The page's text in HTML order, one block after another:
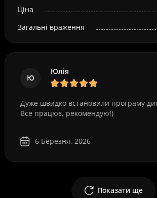
Ціна
Загальні враження
Ю
Юлія
Дуже швидко встановили програму
Все працює, рекомендую!)
6 Березня, 2026
Показати ще